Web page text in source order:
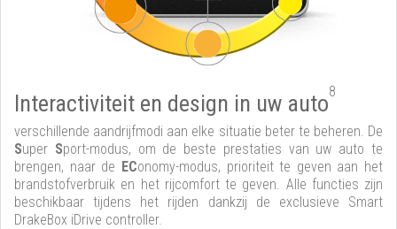
Interactiviteit en design in uw auto8
verschillende aandrijfmodi aan elke situatie beter te beheren. De
Super Sport-modus, om de beste prestaties van uw auto te
brengen, naar de EConomy-modus, prioriteit te geven aan het
brandstofverbruik en het rijcomfort te geven. Alle functies zijn
beschikbaar tijdens het rijden dankzij de exclusieve Smart
DrakeBox iDrive controller.